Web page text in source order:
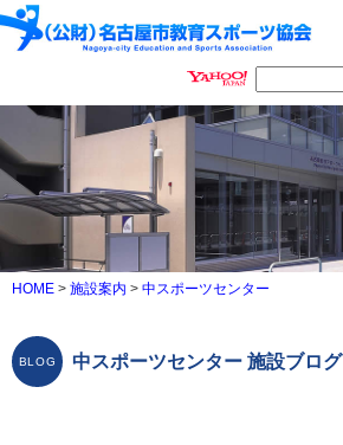
HOME > 施設案内 > 中スポーツセンター
中スポーツセンター 施設ブログ